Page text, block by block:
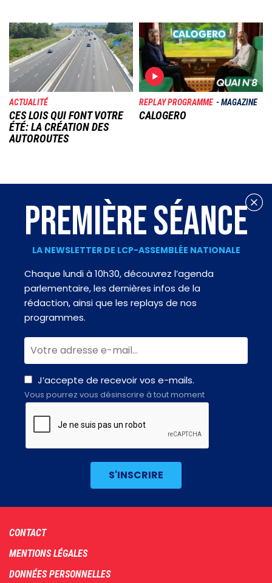
Image
ACTUALITÉ
CES LOIS QUI FONT VOTRE
ÉTÉ: LA CRÉATION DES
AUTOROUTES
Image
REPLAY PROGRAMME MAGAZINE
CALOGERO
PREMIÈRE SÉANCE
LA NEWSLETTER DE LCP-ASSEMBLÉE NATIONALE
Chaque lundi à 10h30, découvrez l’agenda
parlementaire, les dernières infos de la
rédaction, ainsi que les replays de nos
programmes.
J’accepte de recevoir vos e-mails.
Vous pourrez vous désinscrire à tout moment
Footer
menu
CONTACT
MENTIONS LÉGALES
DONNÉES PERSONNELLES